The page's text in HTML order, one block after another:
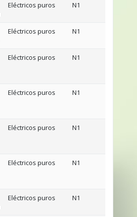
Eléctricos puros N1
Eléctricos puros N1
Eléctricos puros N1
Eléctricos puros N1
Eléctricos puros N1
Eléctricos puros N1
Eléctricos puros N1